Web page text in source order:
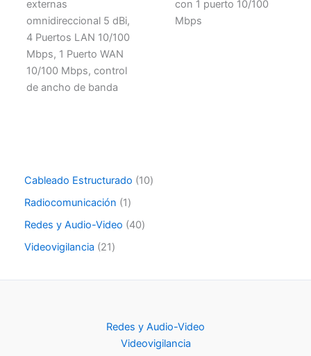
externas
omnidireccional 5 dBi,
4 Puertos LAN 10/100
Mbps, 1 Puerto WAN
10/100 Mbps, control
de ancho de banda
con 1 puerto 10/100
Mbps
Cableado Estructurado
10
Radiocomunicación
1
Redes y Audio-Video
40
Videovigilancia
21
Redes y Audio-Video
Videovigilancia